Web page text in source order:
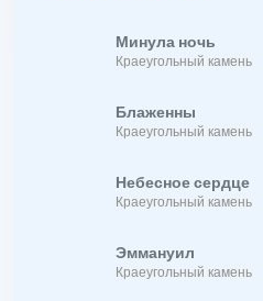
Минула ночь
Краеугольный камень
Блаженны
Краеугольный камень
Небесное сердце
Краеугольный камень
Эммануил
Краеугольный камень